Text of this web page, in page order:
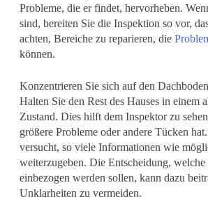
Probleme, die er findet, hervorheben.
sind, bereiten Sie die Inspektion so vor,
achten, Bereiche zu reparieren, die
können.
Konzentrieren Sie sich auf den
Halten Sie den Rest des Hauses in einem
Zustand. Dies hilft dem Inspektor zu
größere Probleme oder andere Tücken
versucht, so viele Informationen wie
weiterzugeben. Die Entscheidung,
einbezogen werden sollen, kann dazu
Unklarheiten zu vermeiden.